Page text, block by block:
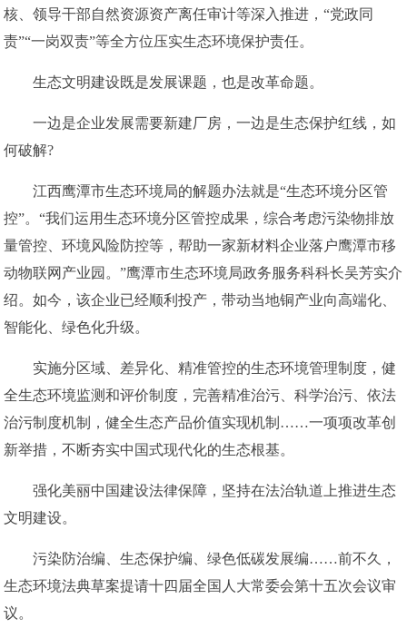
核、领导干部自然资源资产离任审计等深入推进，“党政同
责”“一岗双责”等全方位压实生态环境保护责任。
生态文明建设既是发展课题，也是改革命题。
一边是企业发展需要新建厂房，一边是生态保护红线，如
何破解?
江西鹰潭市生态环境局的解题办法就是“生态环境分区管
控”。“我们运用生态环境分区管控成果，综合考虑污染物排放
量管控、环境风险防控等，帮助一家新材料企业落户鹰潭市移
动物联网产业园。”鹰潭市生态环境局政务服务科科长吴芳实介
绍。如今，该企业已经顺利投产，带动当地铜产业向高端化、
智能化、绿色化升级。
实施分区域、差异化、精准管控的生态环境管理制度，健
全生态环境监测和评价制度，完善精准治污、科学治污、依法
治污制度机制，健全生态产品价值实现机制……一项项改革创
新举措，不断夯实中国式现代化的生态根基。
强化美丽中国建设法律保障，坚持在法治轨道上推进生态
文明建设。
污染防治编、生态保护编、绿色低碳发展编……前不久，
生态环境法典草案提请十四届全国人大常委会第十五次会议审
议。